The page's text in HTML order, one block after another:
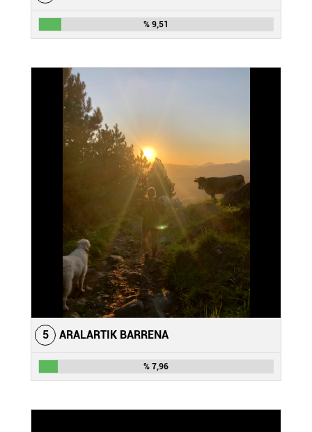
% 9,51
5 ARALARTIK BARRENA
% 7,96